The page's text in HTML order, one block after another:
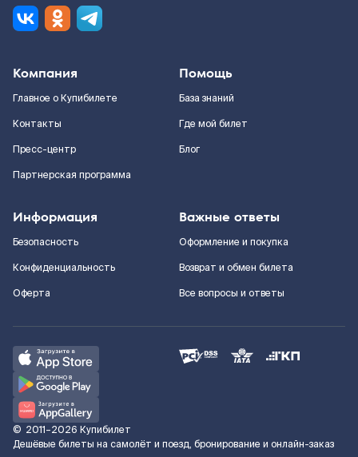
Компания
Главное о Купибилете
Контакты
Пресс-центр
Партнерская программа
Помощь
База знаний
Где мой билет
Блог
Информация
Безопасность
Конфиденциальность
Оферта
Важные ответы
Оформление и покупка
Возврат и обмен билета
Все вопросы и ответы
© 2011–2026 Купибилет
Дешёвые билеты на самолёт и поезд, бронирование и онлайн-заказ